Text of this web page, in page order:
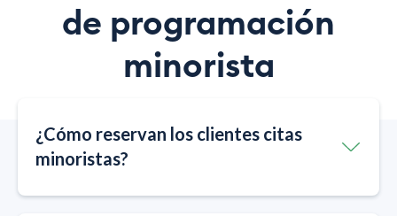
de programación
minorista
¿Cómo reservan los clientes citas
minoristas?